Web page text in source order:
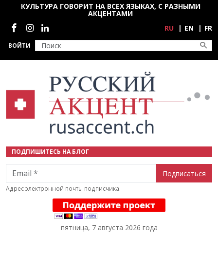
Перейти к основному содержанию
ВОЙТИ
КУЛЬТУРА ГОВОРИТ НА ВСЕХ ЯЗЫКАХ, С РАЗНЫМИ
АКЦЕНТАМИ
Социальные сети
RU EN FR
ПОДПИШИТЕСЬ НА БЛОГ
Email
Адрес электронной почты подписчика.
пятница, 7 августа 2026 года